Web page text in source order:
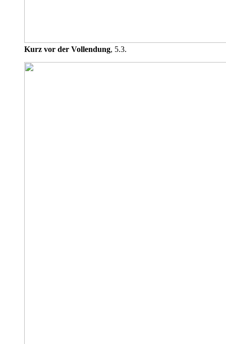
Kurz vor der Vollendung, 5.3.